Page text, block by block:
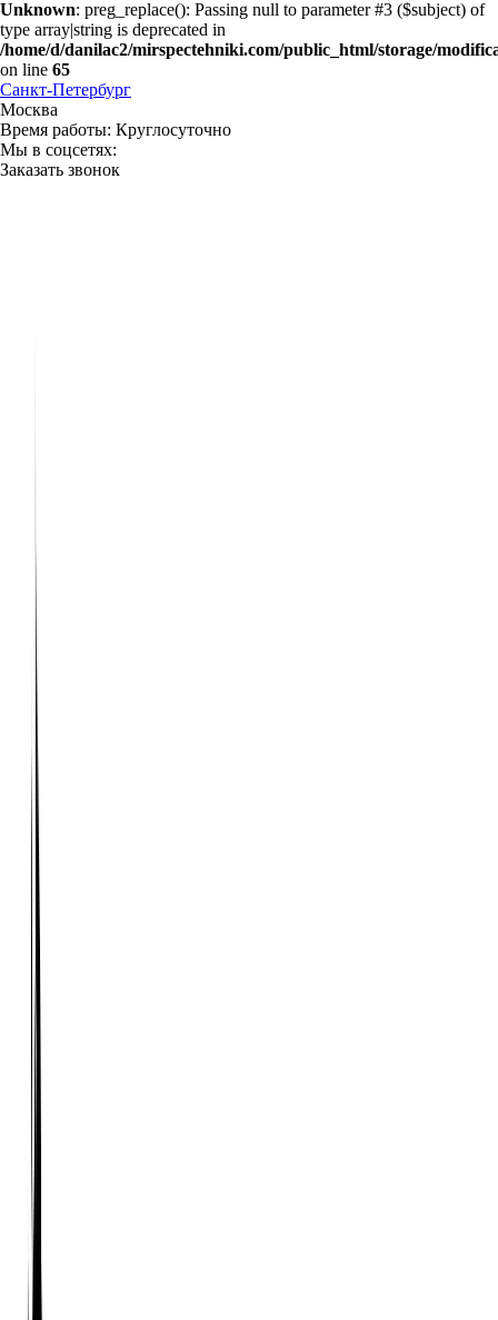
Unknown: preg_replace(): Passing null to parameter #3 ($subject) of
type array|string is deprecated in
/home/d/danilac2/mirspectehniki.com/public_html/storage/
on line 65
Санкт-Петербург
Москва
Время работы: Круглосуточно
Мы в соцсетях:
Заказать звонок